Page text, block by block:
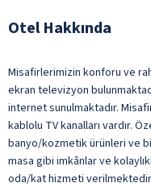
Otel Hakkında
Misafirlerimizin konforu ve
ekran televizyon
internet sunulmaktadır.
kablolu TV kanalları vardır.
banyo/kozmetik ürünleri ve
masa gibi imkânlar ve
oda/kat hizmeti